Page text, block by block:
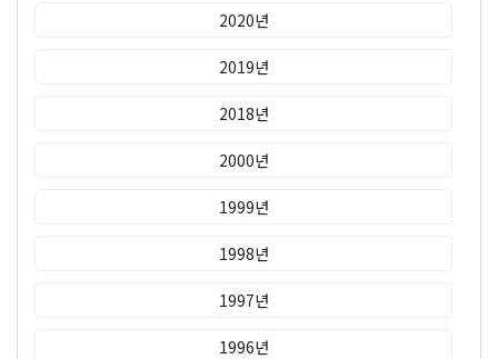
2020년
2019년
2018년
2000년
1999년
1998년
1997년
1996년